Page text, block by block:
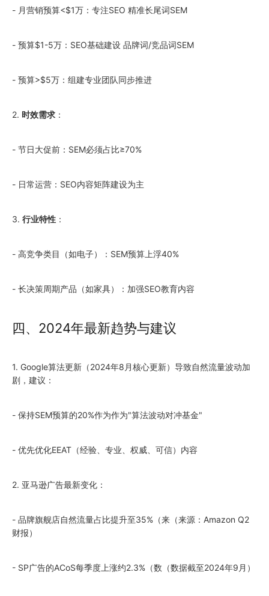
- 月营销预算<$1万：专注SEO 精准长尾词SEM
- 预算$1-5万：SEO基础建设 品牌词/竞品词SEM
- 预算>$5万：组建专业团队同步推进
2. 时效需求 ：
- 节日大促前：SEM必须占比≥70%
- 日常运营：SEO内容矩阵建设为主
3. 行业特性 ：
- 高竞争类目（如电子）：SEM预算上浮40%
- 长决策周期产品（如家具）：加强SEO教育内容
四、 2024年最新趋势与建议
1. Google算法更新（2024年8月核心更新）导致自然流量波动加
剧，建议：
- 保持SEM预算的20%作为作为"算法波动对冲基金"
- 优先优化EEAT（经验、专业、权威、可信）内容
2. 亚马逊广告最新变化：
- 品牌旗舰店自然流量占比提升至35%（来（来源：Amazon Q2
财报）
- SP广告的ACoS每季度上涨约2.3%（数（数据截至2024年9月）